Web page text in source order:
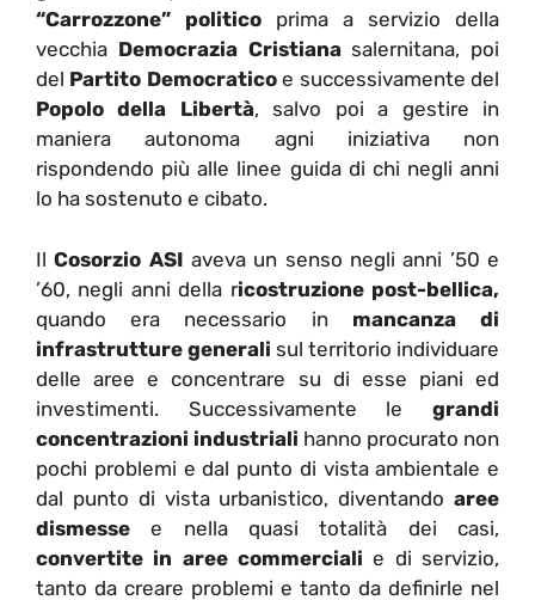
“Carrozzone” politico prima a servizio della
vecchia Democrazia Cristianasalernitana, poi
del Partito Democraticoe successivamente del
Popolo della Libertà, salvo poi a gestire in
maniera autonoma agni iniziativa non
rispondendo più alle linee guida di chi negli anni
lo ha sostenuto e cibato.
IlCosorzio ASI aveva un senso negli anni ’50 e
’60, negli anni della ricostruzione post-bellica,
quando era necessario in mancanza di
infrastrutture generali sul territorio individuare
delle aree e concentrare su di esse piani ed
investimenti. Successivamente le grandi
concentrazioni industriali hanno procurato non
pochi problemi e dal punto di vista ambientale e
dal punto di vista urbanistico, diventando aree
dismesse e nella quasi totalità dei casi,
convertite in aree commerciali e di servizio,
tanto da creare problemi e tanto da definirle nel